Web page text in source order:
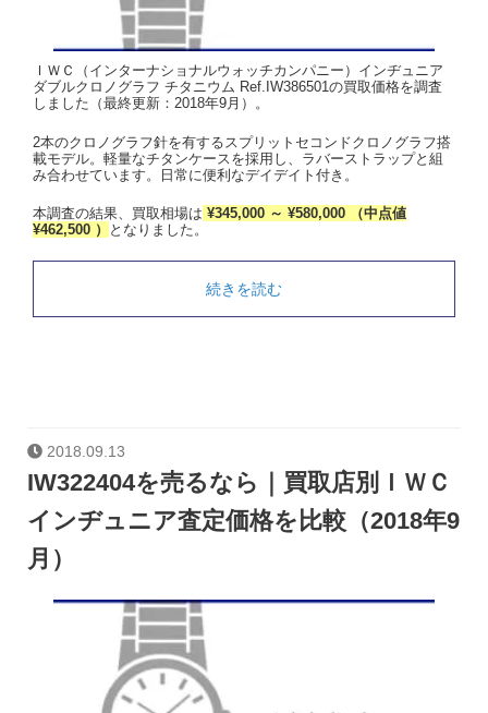
ＩＷＣ（インターナショナルウォッチカンパニー）インヂュニア
ダブルクロノグラフ チタニウム Ref.IW386501の買取価格を調査
しました（最終更新：2018年9月）。
2本のクロノグラフ針を有するスプリットセコンドクロノグラフ搭
載モデル。軽量なチタンケースを採用し、ラバーストラップと組
み合わせています。日常に便利なデイデイト付き。
本調査の結果、買取相場は ¥345,000 ～ ¥580,000 （中点値
¥462,500 ）
となりました。
続きを読む
2018.09.13
IW322404を売るなら｜買取店別ＩＷＣ
インヂュニア査定価格を比較（2018年9
月）